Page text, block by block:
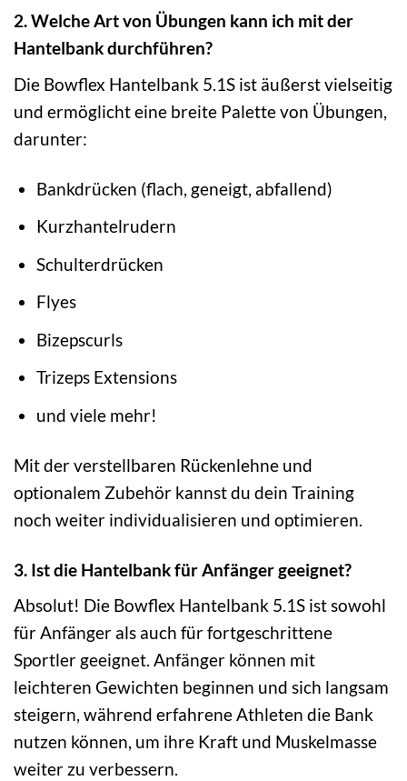
2. Welche Art von Übungen kann ich mit der
Hantelbank durchführen?
Die Bowflex Hantelbank 5.1S ist äußerst vielseitig
und ermöglicht eine breite Palette von Übungen,
darunter:
Bankdrücken (flach, geneigt, abfallend)
Kurzhantelrudern
Schulterdrücken
Flyes
Bizepscurls
Trizeps Extensions
und viele mehr!
Mit der verstellbaren Rückenlehne und
optionalem Zubehör kannst du dein Training
noch weiter individualisieren und optimieren.
3. Ist die Hantelbank für Anfänger geeignet?
Absolut! Die Bowflex Hantelbank 5.1S ist sowohl
für Anfänger als auch für fortgeschrittene
Sportler geeignet. Anfänger können mit
leichteren Gewichten beginnen und sich langsam
steigern, während erfahrene Athleten die Bank
nutzen können, um ihre Kraft und Muskelmasse
weiter zu verbessern.